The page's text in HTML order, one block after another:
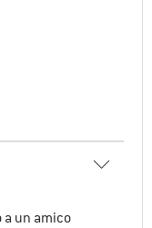
un amico